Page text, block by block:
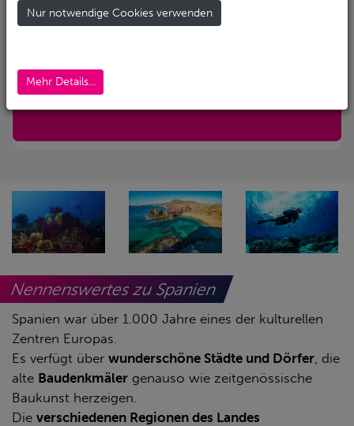
Abreise-Flughafen (Alternativ)
Nur mit Transfer
Nennenswertes zu Spanien
Spanien war über 1.000 Jahre eines der kulturellen
Zentren Europas.
Es verfügt über wunderschöne Städte und Dörfer , die
alte Baudenkmäler genauso wie zeitgenössische
Baukunst herzeigen.
Die verschiedenen Regionen des Landes
Nur notwendige Cookies verwenden
Mehr Details...